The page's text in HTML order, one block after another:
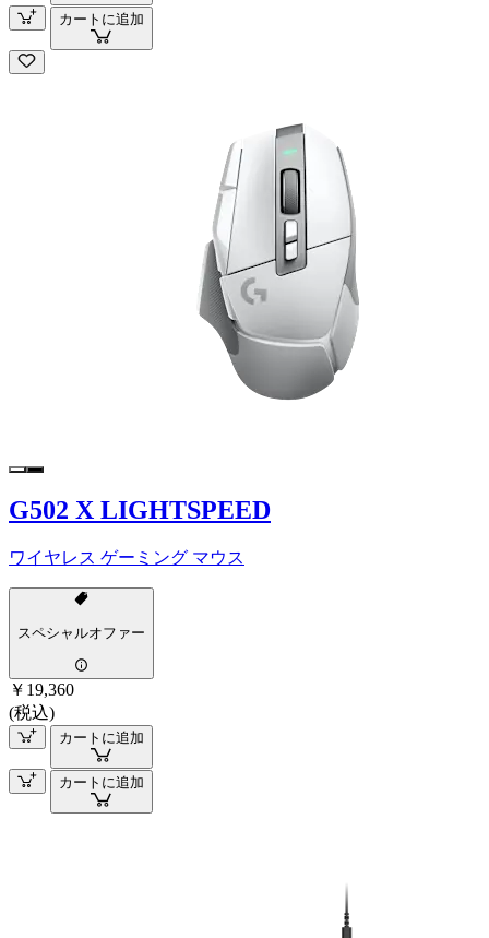
カートに追加
G502 X LIGHTSPEED
ワイヤレス ゲーミング マウス
スペシャルオファー
￥19,360
(税込)
カートに追加
カートに追加